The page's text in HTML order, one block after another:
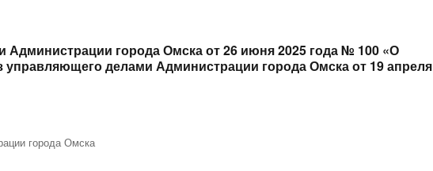
Администрации города Омска от 26 июня 2025 года № 100 «О
управляющего делами Администрации города Омска от 19 апреля
города Омска